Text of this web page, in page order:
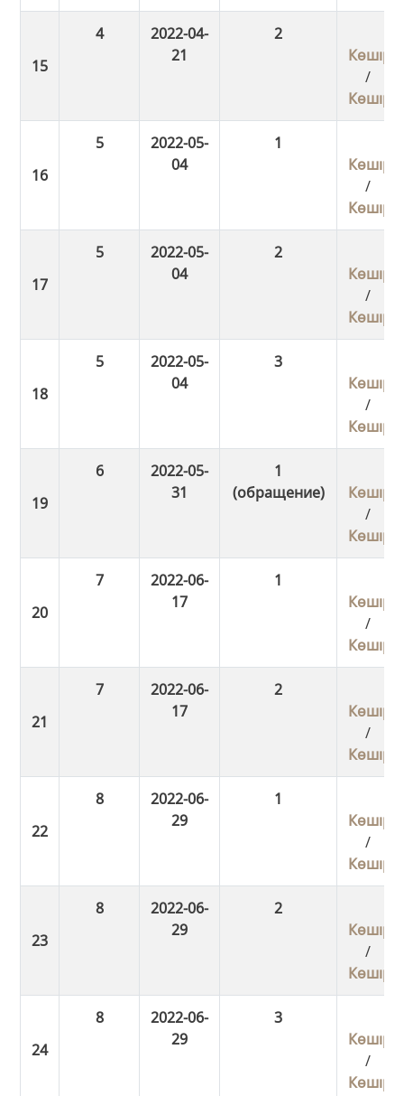
4
2022-04-
21
2
Көшіру
/
Көшіру
5
2022-05-
04
1
Көшіру
/
Көшіру
5
2022-05-
04
2
Көшіру
/
Көшіру
5
2022-05-
04
3
Көшіру
/
Көшіру
6
2022-05-
31
1
(обращение)
Көшіру
/
Көшіру
7
2022-06-
17
1
Көшіру
/
Көшіру
7
2022-06-
17
2
Көшіру
/
Көшіру
8
2022-06-
29
1
Көшіру
/
Көшіру
8
2022-06-
29
2
Көшіру
/
Көшіру
8
2022-06-
29
3
Көшіру
/
Көшіру